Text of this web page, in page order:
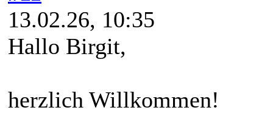
13.02.26, 10:35
Hallo Birgit,
herzlich Willkommen!